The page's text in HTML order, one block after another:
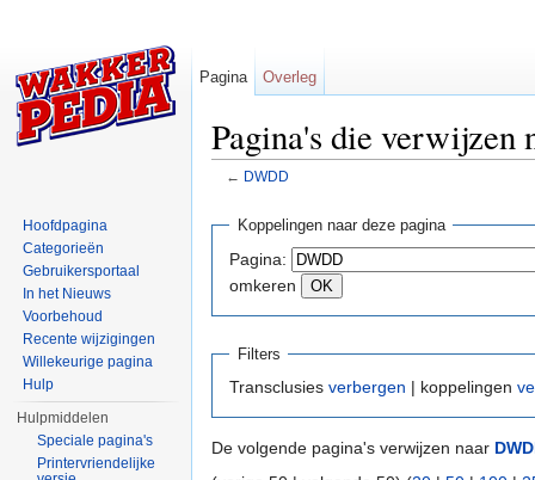
Pagina's die
← DWDD
Koppelingen naar deze pagina
Pagina:
omkeren
Filters
Transclusies verbergen | koppelingen
De volgende pagina's verwijzen naar
Pagina Overleg
Hoofdpagina
Categorieën
Gebruikersportaal
In het Nieuws
Voorbehoud
Recente wijzigingen
Willekeurige pagina
Hulp
Hulpmiddelen
Speciale pagina's
Printervriendelijke